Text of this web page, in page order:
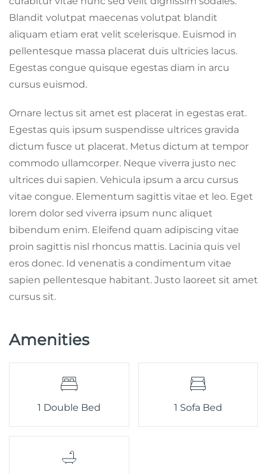
Blandit volutpat maecenas volutpat blandit
aliquam etiam erat velit scelerisque. Euismod in
pellentesque massa placerat duis ultricies lacus.
Egestas congue quisque egestas diam in arcu
cursus euismod.
Ornare lectus sit amet est placerat in egestas erat.
Egestas quis ipsum suspendisse ultrices gravida
dictum fusce ut placerat. Metus dictum at tempor
commodo ullamcorper. Neque viverra justo nec
ultrices dui sapien. Vehicula ipsum a arcu cursus
vitae congue. Elementum sagittis vitae et leo. Eget
lorem dolor sed viverra ipsum nunc aliquet
bibendum enim. Eleifend quam adipiscing vitae
proin sagittis nisl rhoncus mattis. Lacinia quis vel
eros donec. Id venenatis a condimentum vitae
sapien pellentesque habitant. Justo laoreet sit amet
cursus sit.
Amenities
1 Double Bed 1 Sofa Bed